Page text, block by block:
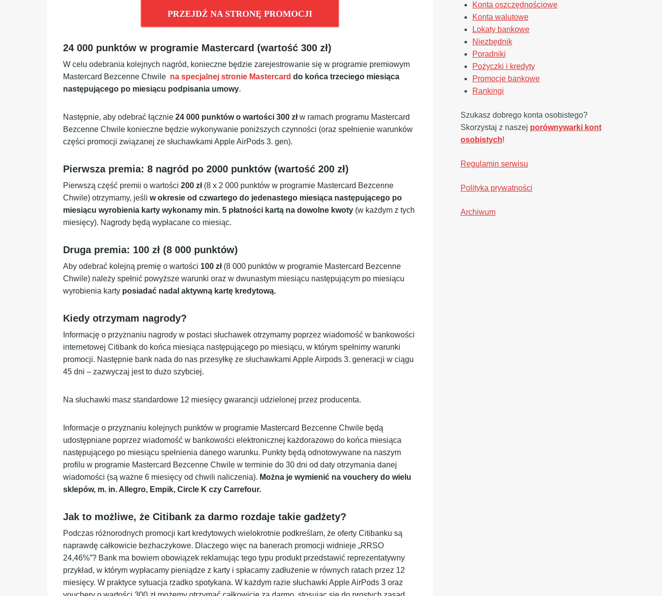
PRZEJDŹ NA STRONĘ PROMOCJI
24 000 punktów w programie Mastercard (wartość 300 zł)
W celu odebrania kolejnych nagród, konieczne będzie zarejestrowanie się w programie premiowym
Mastercard Bezcenne Chwile na specjalnej stronie Mastercard do końca trzeciego miesiąca
następującego po miesiącu podpisania umowy.
Następnie, aby odebrać łącznie 24 000 punktów o wartości 300 złw ramach programu Mastercard
Bezcenne Chwile konieczne będzie wykonywanie poniższych czynności (oraz spełnienie warunków
części promocji związanej ze słuchawkami Apple AirPods 3. gen).
Pierwsza premia: 8 nagród po 2000 punktów (wartość 200 zł)
Pierwszą część premii o wartości 200 zł(8 x 2 000 punktów w programie Mastercard Bezcenne
Chwile) otrzymamy, jeśli w okresie od czwartego do jedenastego miesiąca następującego po
miesiącu wyrobienia karty wykonamy min. 5 płatności kartą na dowolne kwoty (w każdym z tych
miesięcy). Nagrody będą wypłacane co miesiąc.
Druga premia: 100 zł (8 000 punktów)
Aby odebrać kolejną premię o wartości 100 zł(8 000 punktów w programie Mastercard Bezcenne
Chwile) należy spełnić powyższe warunki oraz w dwunastym miesiącu następującym po miesiącu
wyrobienia karty posiadać nadal aktywną kartę kredytową.
Kiedy otrzymam nagrody?
Informację o przyznaniu nagrody w postaci słuchawek otrzymamy poprzez wiadomość w bankowości
internetowej Citibank do końca miesiąca następującego po miesiącu, w którym spełnimy warunki
promocji. Następnie bank nada do nas przesyłkę ze słuchawkami Apple Airpods 3. generacji w ciągu
45 dni – zazwyczaj jest to dużo szybciej.
Na słuchawki masz standardowe 12 miesięcy gwarancji udzielonej przez producenta.
Informacje o przyznaniu kolejnych punktów w programie Mastercard Bezcenne Chwile będą
udostępniane poprzez wiadomość w bankowości elektronicznej każdorazowo do końca miesiąca
następującego po miesiącu spełnienia danego warunku. Punkty będą odnotowywane na naszym
profilu w programie Mastercard Bezcenne Chwile w terminie do 30 dni od daty otrzymania danej
wiadomości (są ważne 6 miesięcy od chwili naliczenia). Można je wymienić na vouchery do wielu
sklepów, m. in. Allegro, Empik, Circle K czy Carrefour.
Jak to możliwe, że Citibank za darmo rozdaje takie gadżety?
Podczas różnorodnych promocji kart kredytowych wielokrotnie podkreślam, że oferty Citibanku są
naprawdę całkowicie bezhaczykowe. Dlaczego więc na banerach promocji widnieje „RRSO
24,46%”? Bank ma bowiem obowiązek reklamując tego typu produkt przedstawić reprezentatywny
przykład, w którym wypłacamy pieniądze z karty i spłacamy zadłużenie w równych ratach przez 12
miesięcy. W praktyce sytuacja rzadko spotykana. W każdym razie słuchawki Apple AirPods 3 oraz
Konta oszczędnościowe
Konta walutowe
Lokaty bankowe
Niezbędnik
Poradniki
Pożyczki i kredyty
Promocje bankowe
Rankingi
Szukasz dobrego konta osobistego?
Skorzystaj z naszej porównywarki kont
osobistych!
Regulamin serwisu
Polityka prywatności
Archiwum